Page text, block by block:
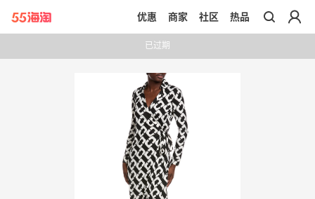
带你去官网买正品
优惠 商家 社区 热品
已过期